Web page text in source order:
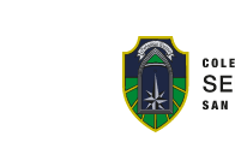
Colegio
Elcano